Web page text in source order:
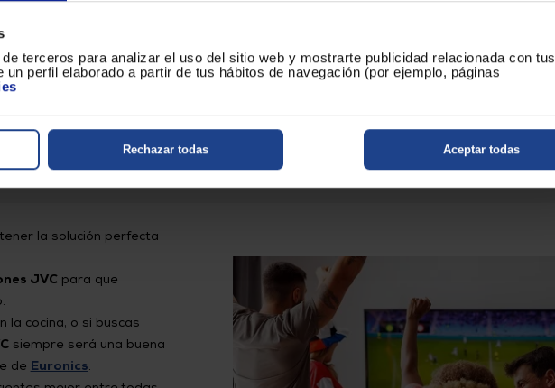
terceros para analizar el uso del sitio web y mostrarte publicidad relacionada con tus
un perfil elaborado a partir de tus hábitos de navegación (por ejemplo, páginas
Rechazar todas Aceptar todas
en tu hogar?
la solución perfecta
JVCpara que
la cocina, o si buscas
siempre será una buena
de Euronics.